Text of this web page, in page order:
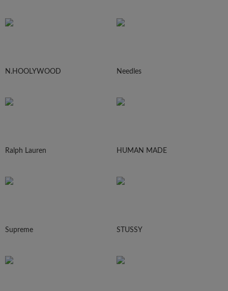
N.HOOLYWOOD Needles
Ralph Lauren HUMAN MADE
Supreme STUSSY